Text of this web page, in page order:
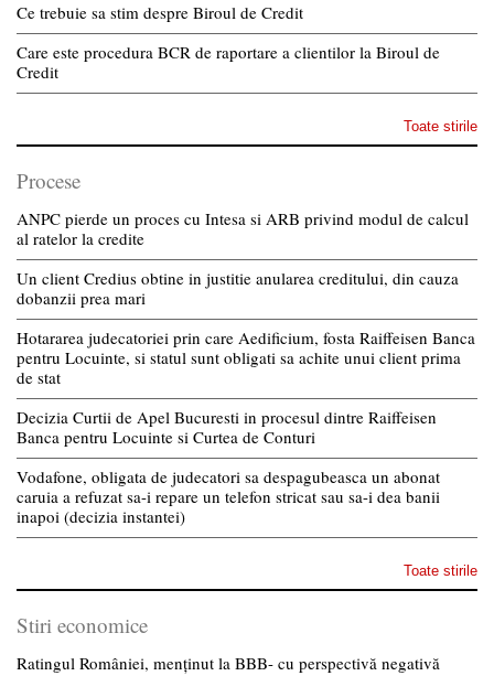
Ce trebuie sa stim despre Biroul de Credit
Care este procedura BCR de raportare a clientilor la Biroul de
Credit
Toate stirile
Procese
ANPC pierde un proces cu Intesa si ARB privind modul de calcul
al ratelor la credite
Un client Credius obtine in justitie anularea creditului, din cauza
dobanzii prea mari
Hotararea judecatoriei prin care Aedificium, fosta Raiffeisen Banca
pentru Locuinte, si statul sunt obligati sa achite unui client prima
de stat
Decizia Curtii de Apel Bucuresti in procesul dintre Raiffeisen
Banca pentru Locuinte si Curtea de Conturi
Vodafone, obligata de judecatori sa despagubeasca un abonat
caruia a refuzat sa-i repare un telefon stricat sau sa-i dea banii
inapoi (decizia instantei)
Toate stirile
Stiri economice
Ratingul României, menținut la BBB- cu perspectivă negativă